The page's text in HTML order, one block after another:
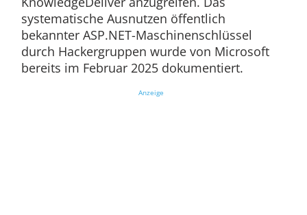
systematische Ausnutzen öffentlich
bekannter ASP.NET-Maschinenschlüssel
durch Hackergruppen wurde von Microsoft
bereits im Februar 2025 dokumentiert.
Anzeige